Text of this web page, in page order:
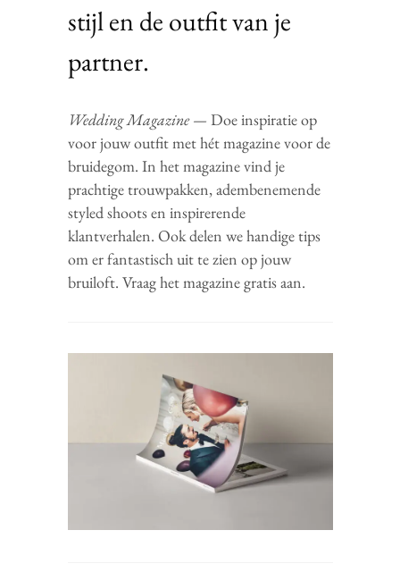
stijl en de outfit van je
partner.
Wedding Magazine — Doe inspiratie op
voor jouw outfit met hét magazine voor de
bruidegom. In het magazine vind je
prachtige trouwpakken, adembenemende
styled shoots en inspirerende
klantverhalen. Ook delen we handige tips
om er fantastisch uit te zien op jouw
bruiloft. Vraag het magazine gratis aan.